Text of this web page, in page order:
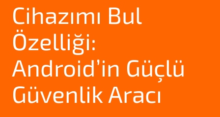
Cihazımı Bul
Özelliği:
Android’in Güçlü
Güvenlik Aracı